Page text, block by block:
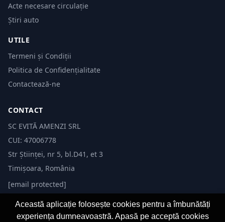
Acte necesare circulație
Știri auto
UTILE
Termeni și Condiții
Politica de Confidențialitate
Contactează-ne
CONTACT
SC EVITĂ AMENZI SRL
CUI: 47006778
Str Științei, nr 5, bl.D41, et 3
Timișoara, România
[email protected]
Această aplicație folosește cookies pentru a îmbunătăți
experiența dumneavoastră. Apasă pe acceptă cookies